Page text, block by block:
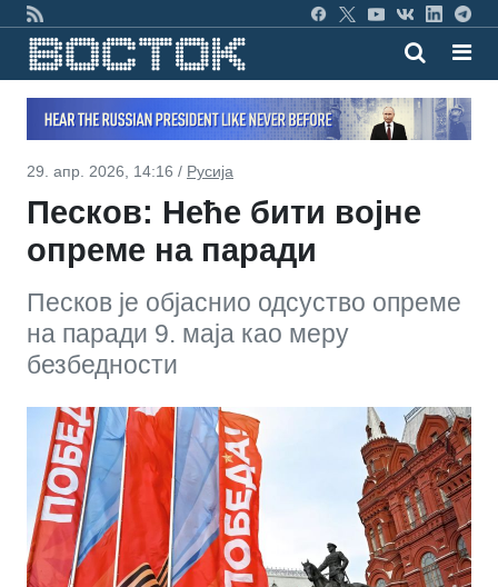
29. апр. 2026, 14:16 / Русија
Песков: Неће бити војне
опреме на паради
Песков је објаснио одсуство опреме
на паради 9. маја као меру
безбедности